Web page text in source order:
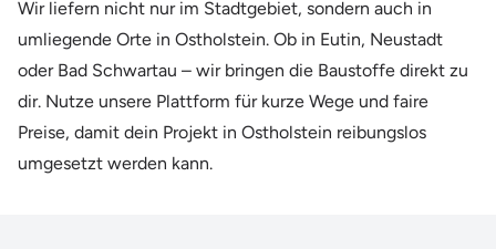
Wir liefern nicht nur im Stadtgebiet, sondern auch in
umliegende Orte in Ostholstein. Ob in Eutin, Neustadt
oder Bad Schwartau – wir bringen die Baustoffe direkt zu
dir. Nutze unsere Plattform für kurze Wege und faire
Preise, damit dein Projekt in Ostholstein reibungslos
umgesetzt werden kann.